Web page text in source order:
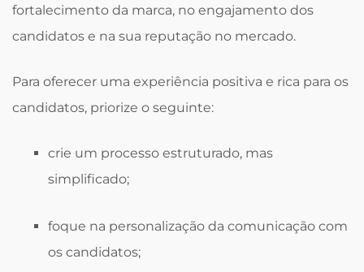
fortalecimento da marca, no engajamento dos
candidatos e na sua reputação no mercado.
Para oferecer uma experiência positiva e rica para os
candidatos, priorize o seguinte:
crie um processo estruturado, mas
simplificado;
foque na personalização da comunicação com
os candidatos;